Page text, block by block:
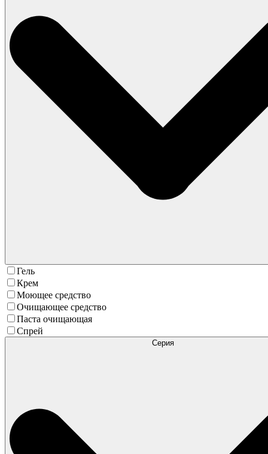
Гель
Крем
Моющее средство
Очищающее средство
Паста очищающая
Спрей
Серия